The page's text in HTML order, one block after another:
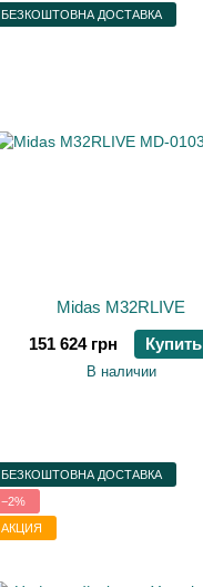
БЕЗКОШТОВНА ДОСТАВКА
Midas M32RLIVE
151 624 грн
Купить
В наличии
БЕЗКОШТОВНА ДОСТАВКА
−2%
АКЦИЯ